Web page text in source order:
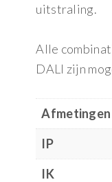
uitstraling.
Alle
DALI zijn
Afmetingen
IP
IK